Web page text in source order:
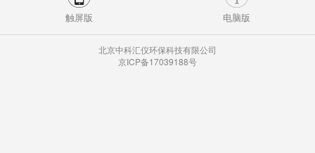
触屏版 电脑版
北京中科汇仪环保科技有限公司
京ICP备17039188号